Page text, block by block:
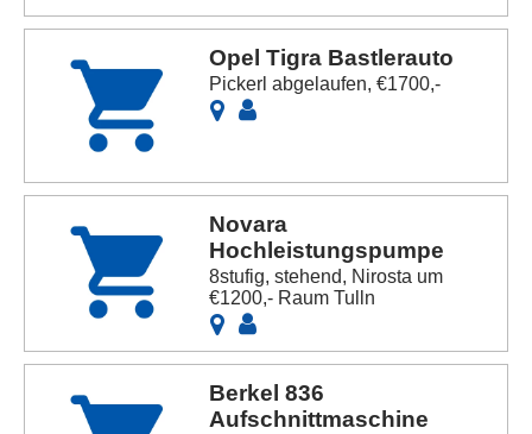
Opel Tigra Bastlerauto
Pickerl abgelaufen, €1700,-
Novara
Hochleistungspumpe
8stufig, stehend, Nirosta um
€1200,- Raum Tulln
Berkel 836
Aufschnittmaschine